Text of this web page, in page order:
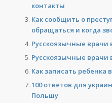
контакты
Как сообщить о
обращаться и когда
Русскоязычные врачи
Русскоязычные врачи
Как записать ребенка
100 ответов для
Польшу